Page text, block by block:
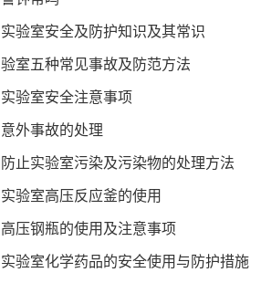
实验室安全及防护知识及其常识
验室五种常见事故及防范方法
实验室安全注意事项
意外事故的处理
防止实验室污染及污染物的处理方法
实验室高压反应釜的使用
高压钢瓶的使用及注意事项
实验室化学药品的安全使用与防护措施